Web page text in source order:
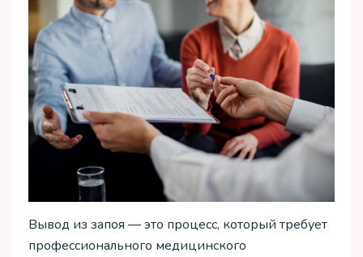
Вывод из запоя — это процесс, который требует
профессионального медицинского